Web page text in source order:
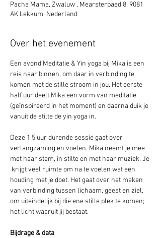
Pacha Mama, Zwaluw , Mearsterpaed 8, 9081
AK Lekkum, Nederland
Over het evenement
Een avond Meditatie & Yin yoga bij Mika is een
reis naar binnen, om daar in verbinding te
komen met de stille stroom in jou. Het eerste
half uur deelt Mika een vorm van meditatie
(geïnspireerd in het moment) en daarna duik je
vanuit de stilte de yin yoga in.
Deze 1,5 uur durende sessie gaat over
verlangzaming en voelen. Mika neemt je mee
met haar stem, in stilte en met haar muziek. Je
krijgt veel ruimte om na te voelen wat een
houding met je doet. Het gaat over het maken
van verbinding tussen lichaam, geest en ziel,
om uiteindelijk bij die ene stille plek te komen;
het licht waaruit jij bestaat.
Bijdrage & data